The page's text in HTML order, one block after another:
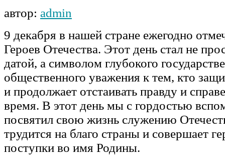
автор: admin
9 декабря в нашей стране ежегодно
Героев Отечества. Этот день стал не
датой, а символом глубокого
общественного уважения к тем, кто
и продолжает отстаивать правду и
время. В этот день мы с гордостью
посвятил свою жизнь служению
трудится на благо страны и совершает
поступки во имя Родины.